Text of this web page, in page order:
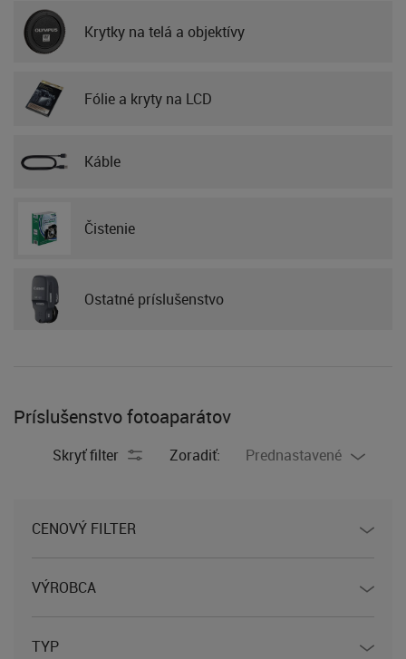
Krytky na telá a objektívy
Fólie a kryty na LCD
Káble
Čistenie
Ostatné príslušenstvo
Príslušenstvo fotoaparátov
Skryť filter Zoradiť: Prednastavené
CENOVÝ FILTER
VÝROBCA
TYP